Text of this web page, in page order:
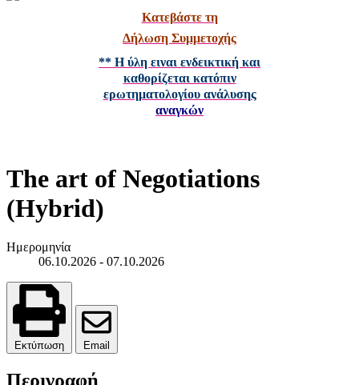
Κατεβάστε τη
Δήλωση Συμμετοχής
** Η ύλη ειναι ενδεικτική και
καθορίζεται κατόπιν
ερωτηματολογίου ανάλυσης
αναγκών
The art of Negotiations
(Hybrid)
Ημερομηνία
06.10.2026 - 07.10.2026
Εκτύπωση Email
Περιγραφή